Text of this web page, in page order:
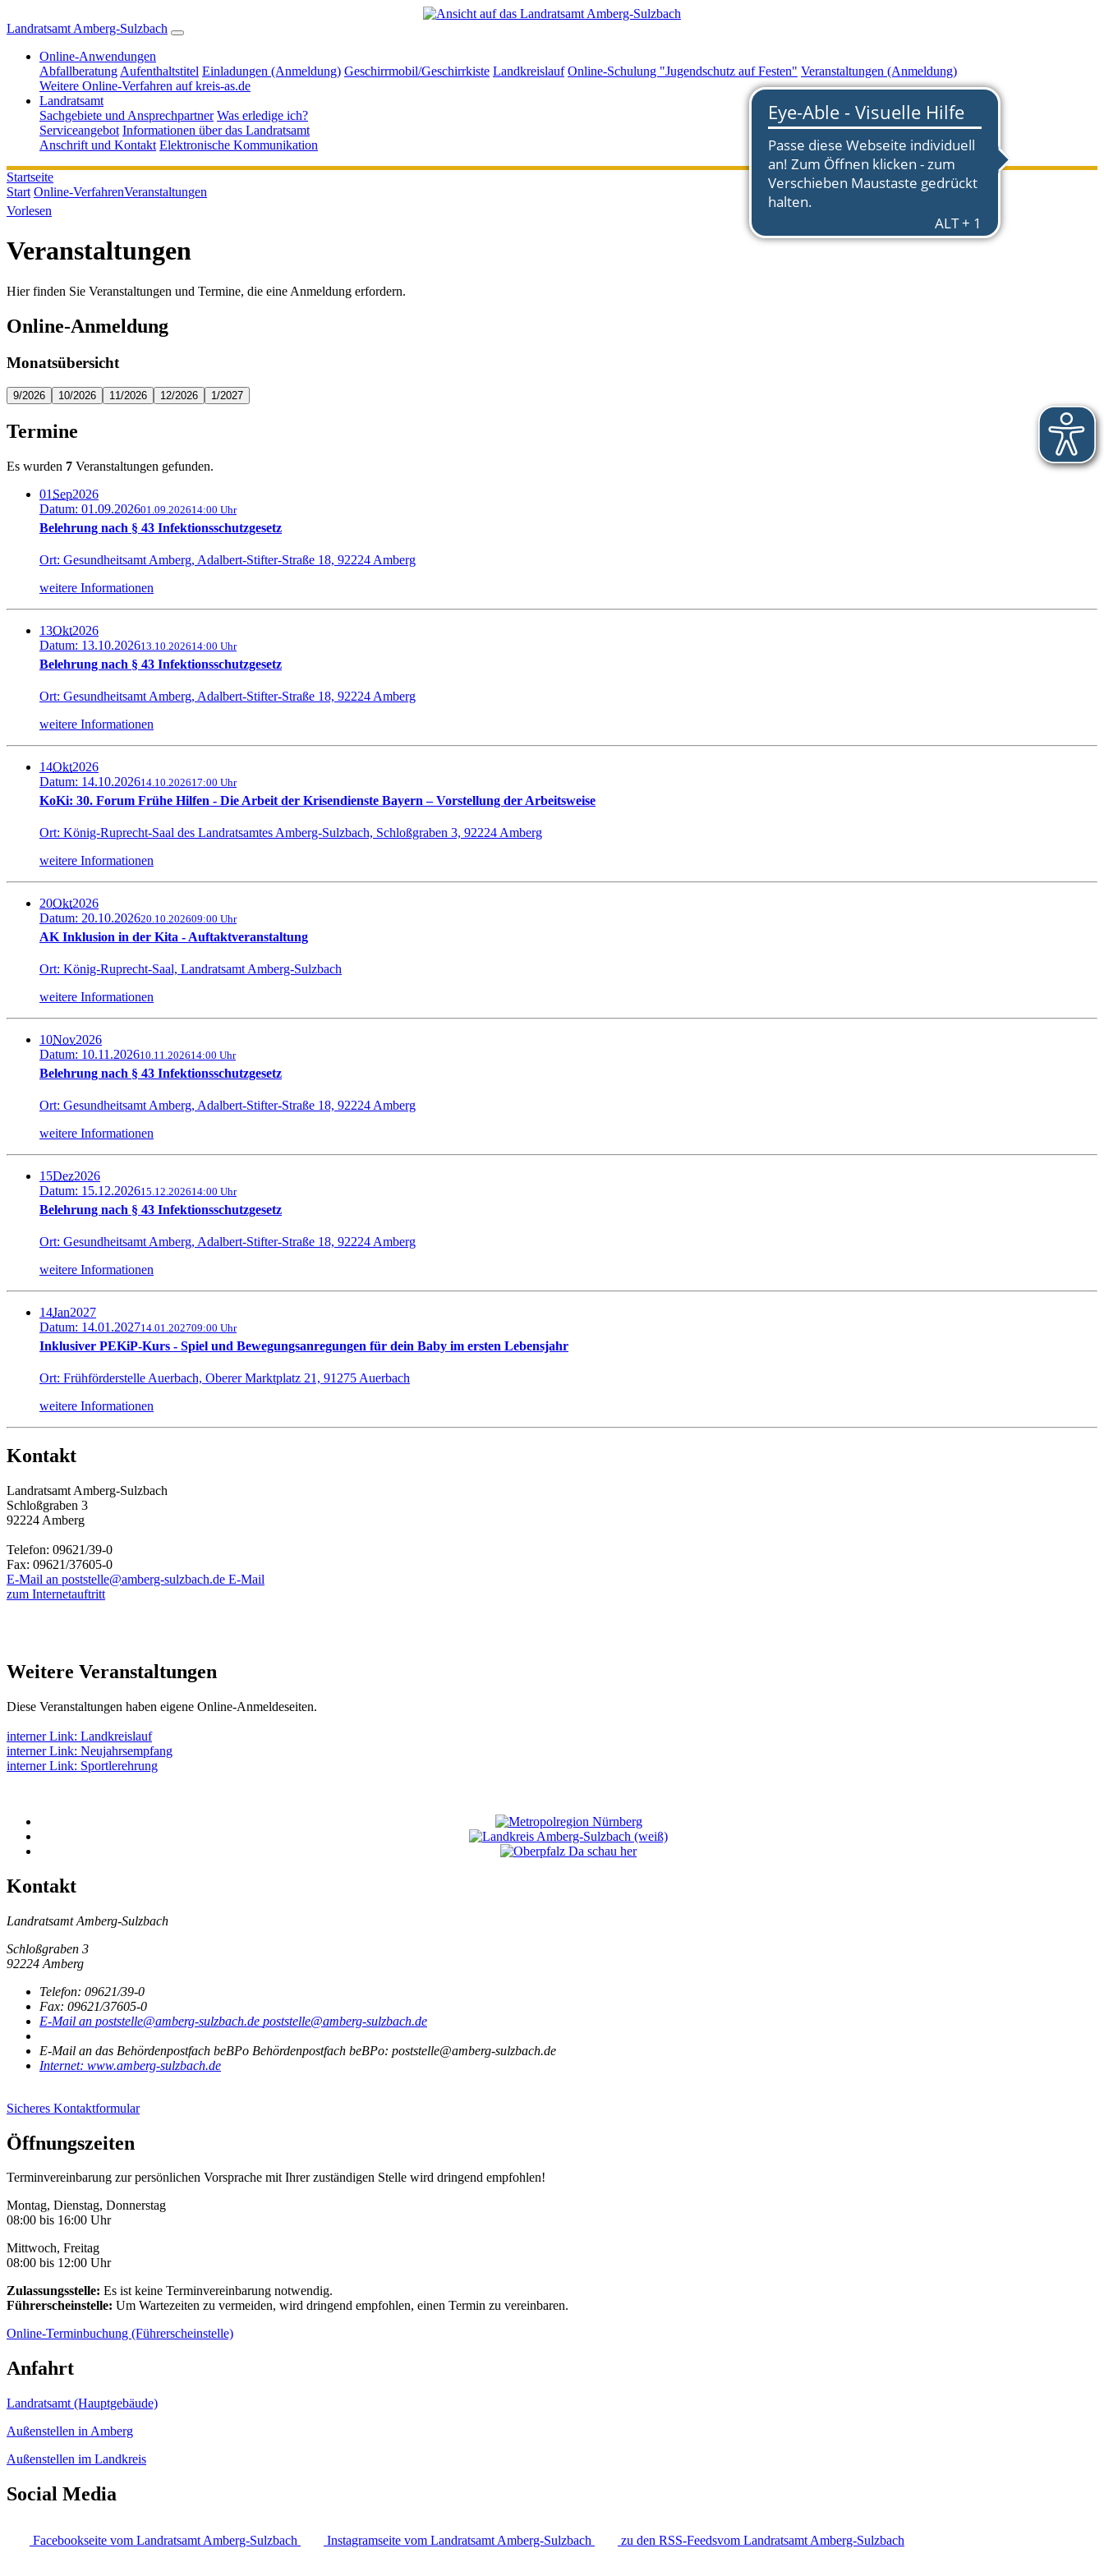
Landratsamt Amberg-Sulzbach
Online-Anwendungen
Abfallberatung Aufenthaltstitel Einladungen (Anmeldung) Geschirrmobil/Geschirrkiste Landkreislauf Online-Schulung "Jugendschutz auf Festen" Veranstaltungen (Anmeldung)
Weitere Online-Verfahren auf kreis-as.de
Landratsamt
Sachgebiete und Ansprechpartner Was erledige ich?
Serviceangebot Informationen über das Landratsamt
Anschrift und Kontakt Elektronische Kommunikation
Startseite
Start Online-VerfahrenVeranstaltungen
Vorlesen
Veranstaltungen
Hier finden Sie Veranstaltungen und Termine, die eine Anmeldung erfordern.
Online-Anmeldung
Monatsübersicht
9/2026 10/2026 11/2026 12/2026 1/2027
Termine
Es wurden 7 Veranstaltungen gefunden.
01 Sep2026
Datum: 01.09.202601.09.202614:00 Uhr
Belehrung nach § 43 Infektionsschutzgesetz
Ort: Gesundheitsamt Amberg, Adalbert-Stifter-Straße 18, 92224 Amberg
weitere Informationen
13Okt2026
Datum: 13.10.202613.10.202614:00 Uhr
Belehrung nach § 43 Infektionsschutzgesetz
Ort: Gesundheitsamt Amberg, Adalbert-Stifter-Straße 18, 92224 Amberg
weitere Informationen
14Okt2026
Datum: 14.10.202614.10.202617:00 Uhr
KoKi: 30. Forum Frühe Hilfen - Die Arbeit der Krisendienste Bayern – Vorstellung der Arbeitsweise
Ort: König-Ruprecht-Saal des Landratsamtes Amberg-Sulzbach, Schloßgraben 3, 92224 Amberg
weitere Informationen
20Okt2026
Datum: 20.10.202620.10.202609:00 Uhr
AK Inklusion in der Kita - Auftaktveranstaltung
Ort: König-Ruprecht-Saal, Landratsamt Amberg-Sulzbach
weitere Informationen
10Nov2026
Datum: 10.11.202610.11.202614:00 Uhr
Belehrung nach § 43 Infektionsschutzgesetz
Ort: Gesundheitsamt Amberg, Adalbert-Stifter-Straße 18, 92224 Amberg
weitere Informationen
15Dez2026
Datum: 15.12.202615.12.202614:00 Uhr
Belehrung nach § 43 Infektionsschutzgesetz
Ort: Gesundheitsamt Amberg, Adalbert-Stifter-Straße 18, 92224 Amberg
weitere Informationen
14Jan2027
Datum: 14.01.202714.01.202709:00 Uhr
Inklusiver PEKiP-Kurs - Spiel und Bewegungsanregungen für dein Baby im ersten Lebensjahr
Ort: Frühförderstelle Auerbach, Oberer Marktplatz 21, 91275 Auerbach
weitere Informationen
Kontakt
Landratsamt Amberg-Sulzbach
Schloßgraben 3
92224 Amberg
Telefon: 09621/39-0
Fax: 09621/37605-0
E-Mail an poststelle@amberg-sulzbach.de E-Mail
zum Internetauftritt
Weitere Veranstaltungen
Diese Veranstaltungen haben eigene Online-Anmeldeseiten.
interner Link: Landkreislauf
interner Link: Neujahrsempfang
interner Link: Sportlerehrung
Kontakt
Landratsamt Amberg-Sulzbach
Schloßgraben 3
92224 Amberg
Telefon: 09621/39-0
Fax: 09621/37605-0
E-Mail an poststelle@amberg-sulzbach.de poststelle@amberg-sulzbach.de
E-Mail an das Behördenpostfach beBPo Behördenpostfach beBPo: poststelle@amberg-sulzbach.de
Internet: www.amberg-sulzbach.de
Sicheres Kontaktformular
Öffnungszeiten
Terminvereinbarung zur persönlichen Vorsprache mit Ihrer zuständigen Stelle wird dringend empfohlen!
Montag, Dienstag, Donnerstag
08:00 bis 16:00 Uhr
Mittwoch, Freitag
08:00 bis 12:00 Uhr
Zulassungsstelle: Es ist keine Terminvereinbarung notwendig.
Führerscheinstelle: Um Wartezeiten zu vermeiden, wird dringend empfohlen, einen Termin zu vereinbaren.
Online-Terminbuchung (Führerscheinstelle)
Anfahrt
Landratsamt (Hauptgebäude)
Außenstellen in Amberg
Außenstellen im Landkreis
Social Media
Facebookseite vom Landratsamt Amberg-Sulzbach Instagramseite vom Landratsamt Amberg-Sulzbach zu den RSS-Feedsvom Landratsamt Amberg-Sulzbach